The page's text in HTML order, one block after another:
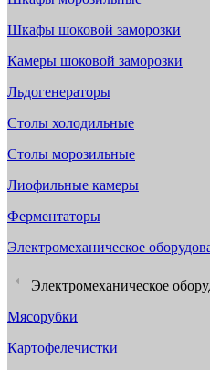
Шкафы шоковой заморозки
Камеры шоковой заморозки
Льдогенераторы
Столы холодильные
Столы морозильные
Лиофильные камеры
Ферментаторы
Электромеханическое
Электромеханическое
Мясорубки
Картофелечистки